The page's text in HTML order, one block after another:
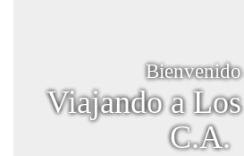
Bienvenido
Viajando a
C.A.